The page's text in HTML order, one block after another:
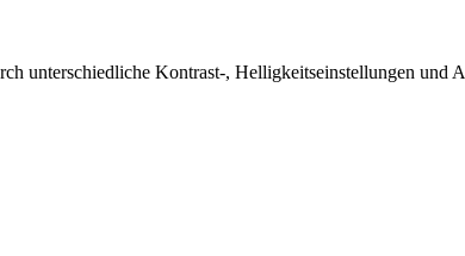
unterschiedliche Kontrast-, Helligkeitseinstellungen und